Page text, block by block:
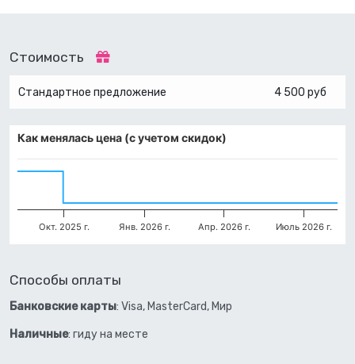
Стоимость
Стандартное предложение 4 500 руб
Как менялась цена (с учетом скидок)
Окт. 2025 г. Янв. 2026 г. Апр. 2026 г. Июль 2026 г.
Способы оплаты
Банковские карты: Visa, MasterCard, Мир
Наличные: гиду на месте